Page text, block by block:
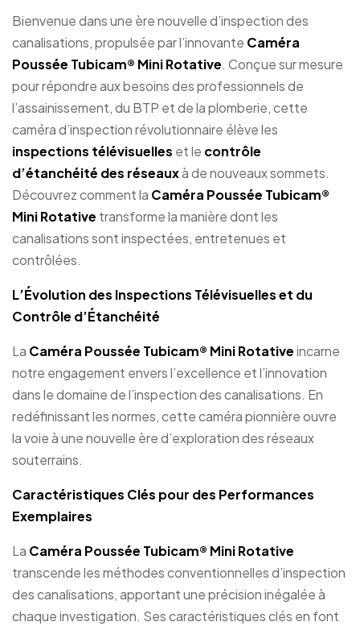
Bienvenue dans une ère nouvelle d’inspection des
canalisations, propulsée par l’innovante Caméra
Poussée Tubicam® Mini Rotative. Conçue sur mesure
pour répondre aux besoins des professionnels de
l’assainissement, du BTP et de la plomberie, cette
caméra d’inspection révolutionnaire élève les
inspections télévisuelles et le contrôle
d’étanchéité des réseauxà de nouveaux sommets.
Découvrez comment la Caméra Poussée Tubicam®
Mini Rotative transforme la manière dont les
canalisations sont inspectées, entretenues et
contrôlées.
L’Évolution des Inspections Télévisuelles et du
Contrôle d’Étanchéité
La Caméra Poussée Tubicam® Mini Rotativeincarne
notre engagement envers l’excellence et l’innovation
dans le domaine de l’inspection des canalisations. En
redéfinissant les normes, cette caméra pionnière ouvre
la voie à une nouvelle ère d’exploration des réseaux
souterrains.
Caractéristiques Clés pour des Performances
Exemplaires
La Caméra Poussée Tubicam® Mini Rotative
transcende les méthodes conventionnelles d’inspection
des canalisations, apportant une précision inégalée à
chaque investigation. Ses caractéristiques clés en font